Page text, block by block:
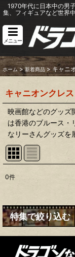
1970年代に日本中の男
集、フィギュアなど世界
メニュー
ホーム > 新着商品 > キャニ
キャニオンクレス
映画館などのグッズ
は香港のブルース・
なリーさんグッズを
並び順:
0件
特集で絞り込む
なんてったって『燃えよ